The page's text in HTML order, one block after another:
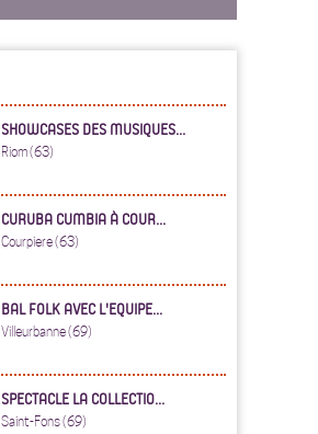
SHOWCASES DES MUSIQUES...
Riom (63)
CURUBA CUMBIA À COUR...
Courpiere (63)
BAL FOLK AVEC L'EQUIPE...
Villeurbanne (69)
SPECTACLE LA COLLECTIO...
Saint-Fons (69)